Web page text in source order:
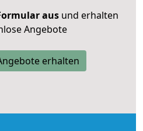
ausund erhalten
Angebote
erhalten